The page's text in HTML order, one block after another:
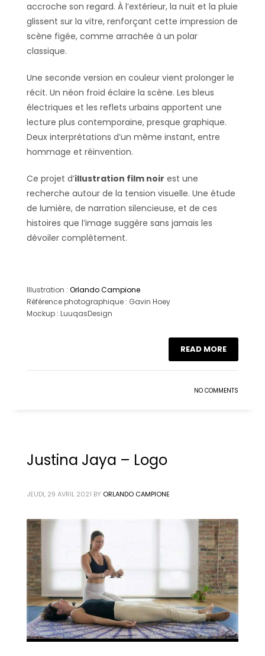
accroche son regard. À l’extérieur, la nuit et la pluie
glissent sur la vitre, renforçant cette impression de
scène figée, comme arrachée à un polar
classique.
Une seconde version en couleur vient prolonger le
récit. Un néon froid éclaire la scène. Les bleus
électriques et les reflets urbains apportent une
lecture plus contemporaine, presque graphique.
Deux interprétations d’un même instant, entre
hommage et réinvention.
Ce projet d’illustration film noir est une
recherche autour de la tension visuelle. Une étude
de lumière, de narration silencieuse, et de ces
histoires que l’image suggère sans jamais les
dévoiler complètement.
Illustration : Orlando Campione
Référence photographique : Gavin Hoey
Mockup : LuuqasDesign
READ MORE
NO COMMENTS
Justina Jaya – Logo
JEUDI, 29 AVRIL 2021 BY ORLANDO CAMPIONE